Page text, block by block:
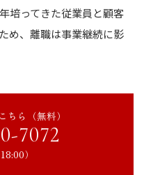
培ってきた従業員と顧客
め、離職は事業継続に影
ちら（無料）
7072
）